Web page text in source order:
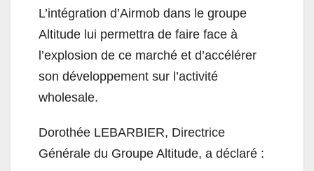
L’intégration d’Airmob dans le groupe
Altitude lui permettra de faire face à
l’explosion de ce marché et d’accélérer
son développement sur l’activité
wholesale.
Dorothée LEBARBIER, Directrice
Générale du Groupe Altitude, a déclaré :